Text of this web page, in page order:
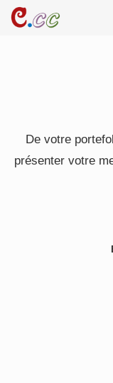
De votre
présenter votre